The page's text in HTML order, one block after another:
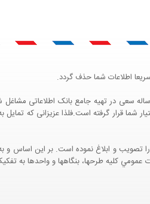
اطلاعات شما حذف گردد.
پرتال مشاغل ایران در جهت رشد فرهنگ بازاریابی و کمک به جامعه بازاریابی و اقتصاد کشور عزیزمان این وب سایت را راه اندازی نموده و با تلاش و کوشش 4 ساله سعی در تهیه
قرار گرفته است.فلذا عزیزانی که تمایل
هيئت محترم دولت طي مصوبه شماره 99517/ت49016 ه مورخ 01/09/1393، آيين نامه اجرايي قانون انتشار و دسترسي آزاد به اطلاعات مصوب سال 1388 را تصويب و ابلاغ نموده
وزارت متبوع مبني بر اينکه اطلاعات عمومي کليه طرحها، بنگاهها و واحدها